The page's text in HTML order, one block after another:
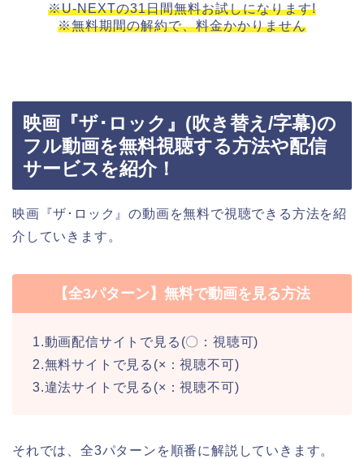
※U-NEXTの31日間無料お試しになります!
※無料期間の解約で、料金かかりません
映画『ザ･ロック』(吹き替え/字幕)の
フル動画を無料視聴する方法や配信
サービスを紹介！
映画『ザ･ロック』の動画を無料で視聴できる方法を紹
介していきます。
【全3パターン】無料で動画を見る方法
1.動画配信サイトで見る(〇：視聴可)
2.無料サイトで見る(×：視聴不可)
3.違法サイトで見る(×：視聴不可)
それでは、全3パターンを順番に解説していきます。